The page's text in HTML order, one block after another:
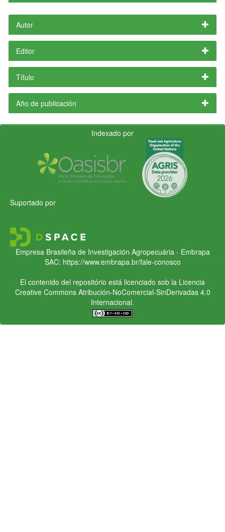
Autor
Editor
Título
Año de publicación
Indexado por
Suportado por
Empresa Brasileña de Investigación Agropecuária - Embrapa
SAC: https://www.embrapa.br/fale-conosco
El contenido del repositório está licenciado sob la Licencia
Creative CommonsAtribución-NoComercial-SinDerivadas 4.0
Internacional.